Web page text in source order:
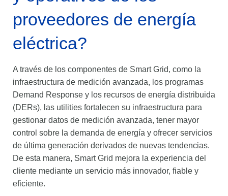
proveedores de energía
eléctrica?
A través de los componentes de Smart Grid, como la
infraestructura de medición avanzada, los programas
Demand Response y los recursos de energía distribuida
(DERs), las utilities fortalecen su infraestructura para
gestionar datos de medición avanzada, tener mayor
control sobre la demanda de energía y ofrecer servicios
de última generación derivados de nuevas tendencias.
De esta manera, Smart Grid mejora la experiencia del
cliente mediante un servicio más innovador, fiable y
eficiente.